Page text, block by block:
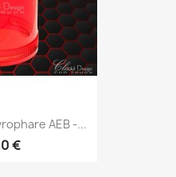
AEB -...
€